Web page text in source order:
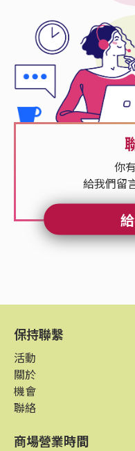
你
給我們留
保持聯繫
活動
關於
機會
聯絡
商場營業時間